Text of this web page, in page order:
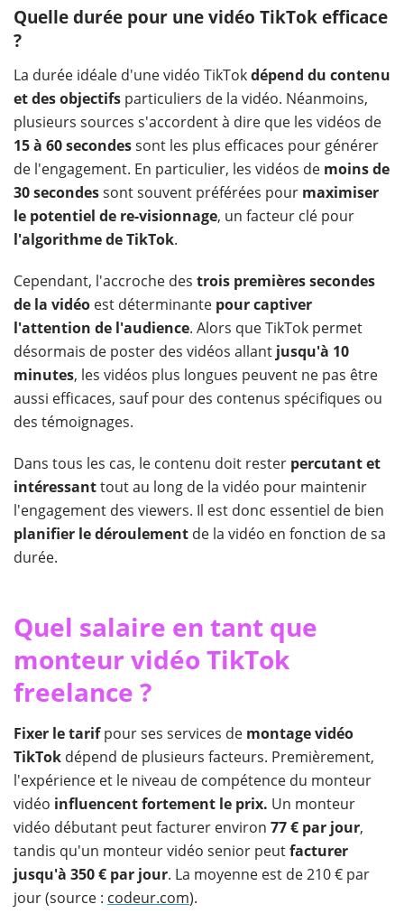
Quelle durée pour une vidéo TikTok efficace
?
La durée idéale d'une vidéo TikTokdépend du contenu
et des objectifs particuliers de la vidéo. Néanmoins,
plusieurs sources s'accordent à dire que les vidéos de
15 à 60 secondessont les plus efficaces pour générer
de l'engagement. En particulier, les vidéos de moins de
30 secondessont souvent préférées pour maximiser
le potentiel de re-visionnage, un facteur clé pour
l'algorithme de TikTok.
Cependant, l'accroche des trois premières secondes
de la vidéo est déterminante pour captiver
l'attention de l'audience. Alors que TikTok permet
désormais de poster des vidéos allant jusqu'à 10
minutes, les vidéos plus longues peuvent ne pas être
aussi efficaces, sauf pour des contenus spécifiques ou
des témoignages.
Dans tous les cas, le contenu doit rester percutant et
intéressanttout au long de la vidéo pour maintenir
l'engagement des viewers. Il est donc essentiel de bien
planifier le déroulement de la vidéo en fonction de sa
durée.
Quel salaire en tant que
monteur vidéo TikTok
freelance ?
Fixer le tarifpour ses services de montage vidéo
TikTok dépend de plusieurs facteurs. Premièrement,
l'expérience et le niveau de compétence du monteur
vidéo influencent fortement le prix. Un monteur
vidéo débutant peut facturer environ 77 € par jour,
tandis qu'un monteur vidéo senior peutfacturer
jusqu'à 350 € par jour. La moyenne est de 210 € par
jour (source : codeur.com).